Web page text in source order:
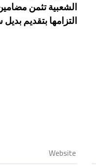
الشعبية تثمن
التزامها بتقديم